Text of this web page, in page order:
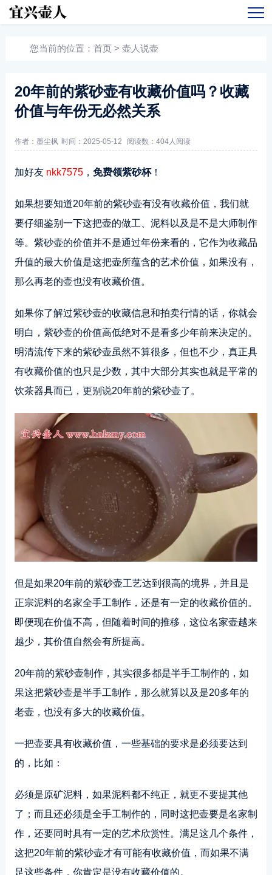
您当前的位置： 首页 > 壶人说壶
20年前的紫砂壶有收藏价值吗？收藏
价值与年份无必然关系
作者：墨尘枫 时间：2025-05-12 阅读数： 404人阅读
加好友 nkk7575， 免费领紫砂杯！
如果想要知道20年前的紫砂壶有没有收藏价值，我们就
要仔细鉴别一下这把壶的做工、泥料以及是不是大师制作
等。紫砂壶的价值并不是通过年份来看的，它作为收藏品
升值的最大价值是这把壶所蕴含的艺术价值，如果没有，
那么再老的壶也没有收藏价值。
如果你了解过紫砂壶的收藏信息和拍卖行情的话，你就会
明白，紫砂壶的价值高低绝对不是看多少年前来决定的。
明清流传下来的紫砂壶虽然不算很多，但也不少，真正具
有收藏价值的也只是少数，其中大部分其实也就是平常的
饮茶器具而已，更别说20年前的紫砂壶了。
但是如果20年前的紫砂壶工艺达到很高的境界，并且是
正宗泥料的名家全手工制作，还是有一定的收藏价值的。
即便现在价值不高，但随着时间的推移，这位名家壶越来
越少，其价值自然会有所提高。
20年前的紫砂壶制作，其实很多都是半手工制作的，如
果这把紫砂壶是半手工制作，那么就算以及是20多年的
老壶，也没有多大的收藏价值。
一把壶要具有收藏价值，一些基础的要求是必须要达到
的，比如：
必须是原矿泥料，如果泥料都不纯正，就更不要提其他
了；而且还必须是全手工制作的，同时这把壶要是名家制
作，还要同时具有一定的艺术欣赏性。满足这几个条件，
这把20年前的紫砂壶才有可能有收藏价值，而如果不满
足这些条件，你肯定是没有收藏价值的。